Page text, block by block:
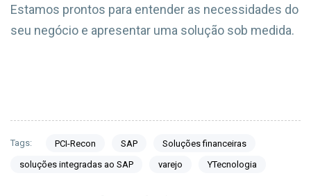
Estamos prontos para entender as necessidades do
seu negócio e apresentar uma solução sob medida.
Tags: PCI-Recon SAP Soluções financeiras
soluções integradas ao SAP varejo YTecnologia